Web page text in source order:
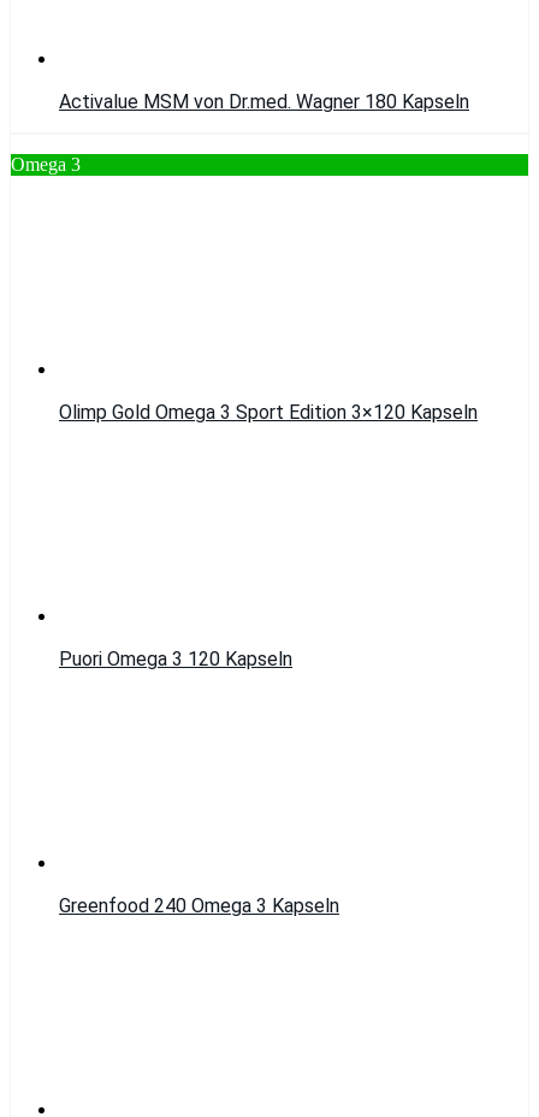
Activalue MSM von Dr.med. Wagner 180 Kapseln
Omega 3
Olimp Gold Omega 3 Sport Edition 3×120 Kapseln
Puori Omega 3 120 Kapseln
Greenfood 240 Omega 3 Kapseln